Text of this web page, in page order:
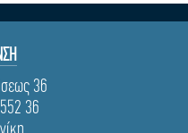
36
36